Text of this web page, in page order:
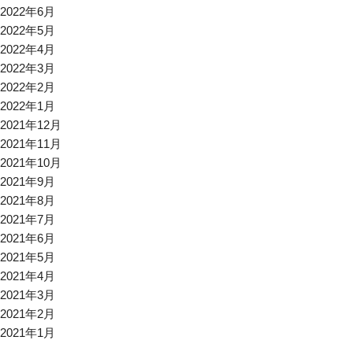
2022年6月
2022年5月
2022年4月
2022年3月
2022年2月
2022年1月
2021年12月
2021年11月
2021年10月
2021年9月
2021年8月
2021年7月
2021年6月
2021年5月
2021年4月
2021年3月
2021年2月
2021年1月